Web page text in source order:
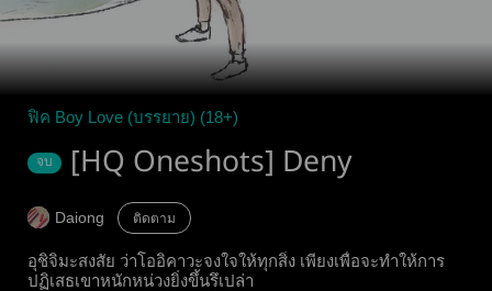
ฟิค Boy Love (บรรยาย) (18+)
จบ [HQ Oneshots] Deny
Daiong ติดตาม
อุชิจิมะสงสัย ว่าโออิคาวะจงใจให้ทุกสิ่ง เพียงเพื่อจะทำให้การ
ปฏิเสธเขาหนักหน่วงยิ่งขึ้นรึเปล่า